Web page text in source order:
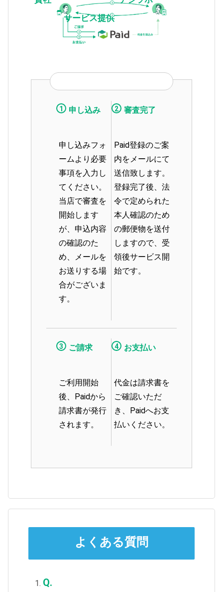
サービス提供
1 申し込み
申し込みフォ
ームより必要
事項を入力し
てください。
当店で審査を
開始します
が、申込内容
の確認のた
め、メールを
お送りする場
合がございま
す。
2 審査完了
Paid登録のご案
内をメールにて
送信致します。
登録完了後、法
令で定められた
本人確認のため
の郵便物を送付
しますので、受
領後サービス開
始です。
3 ご請求
ご利用開始
後、Paidから
請求書が発行
されます。
4 お支払い
代金は請求書を
ご確認いただ
き、Paidへお支
払いください。
よくある質問
Q.